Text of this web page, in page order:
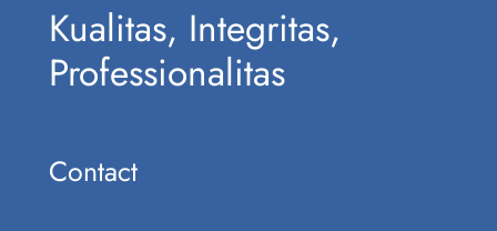
Kualitas, Integritas,
Professionalitas
Contact